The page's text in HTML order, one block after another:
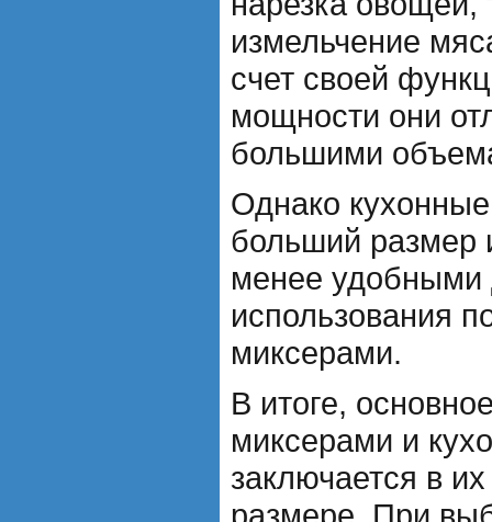
измельчение
счет своей
мощности они
большими
Однако
больший размер
менее удобными
использования
миксерами.
В итоге,
миксерами и
заключается в